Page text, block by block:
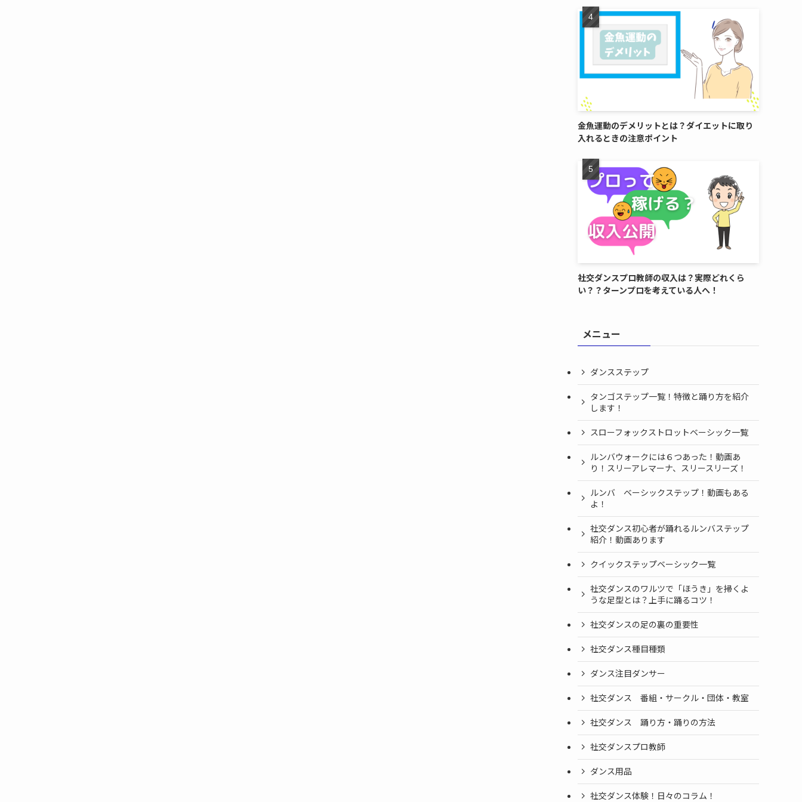
金魚運動のデメリットとは？ダイエットに取り
入れるときの注意ポイント
社交ダンスプロ教師の収入は？実際どれくら
い？？ターンプロを考えている人へ！
メニュー
ダンスステップ
タンゴステップ一覧！特徴と踊り方を紹介
します！
スローフォックストロットベーシック一覧
ルンバウォークには６つあった！動画あ
り！スリーアレマーナ、スリースリーズ！
ルンバ ベーシックステップ！動画もある
よ！
社交ダンス初心者が踊れるルンバステップ
紹介！動画あります
クイックステップベーシック一覧
社交ダンスのワルツで「ほうき」を掃くよ
うな足型とは？上手に踊るコツ！
社交ダンスの足の裏の重要性
社交ダンス種目種類
ダンス注目ダンサー
社交ダンス 番組・サークル・団体・教室
社交ダンス 踊り方・踊りの方法
社交ダンスプロ教師
ダンス用品
社交ダンス体験！日々のコラム！